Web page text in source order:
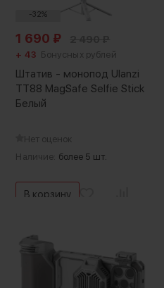
-32%
1 690 ₽
+ 43 Бонусных рублей
Штатив - монопод Ulanzi
TT88 MagSafe Selfie Stick
Белый
Нет оценок
Наличие: более 5 шт.
В корзину